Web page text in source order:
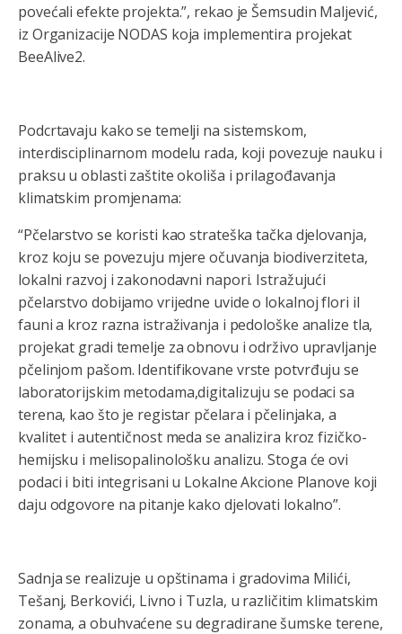
povećali efekte projekta.”, rekao je Šemsudin Maljević,
iz Organizacije NODAS koja implementira projekat
BeeAlive2.
Podcrtavaju kako se temelji na sistemskom,
interdisciplinarnom modelu rada, koji povezuje nauku i
praksu u oblasti zaštite okoliša i prilagođavanja
klimatskim promjenama:
“Pčelarstvo se koristi kao strateška tačka djelovanja,
kroz koju se povezuju mjere očuvanja biodiverziteta,
lokalni razvoj i zakonodavni napori. Istražujući
pčelarstvo dobijamo vrijedne uvide o lokalnoj flori iI
fauni a kroz razna istraživanja i pedološke analize tla,
projekat gradi temelje za obnovu i održivo upravljanje
pčelinjom pašom. Identifikovane vrste potvrđuju se
laboratorijskim metodama,digitalizuju se podaci sa
terena, kao što je registar pčelara i pčelinjaka, a
kvalitet i autentičnost meda se analizira kroz fizičko-
hemijsku i melisopalinološku analizu. Stoga će ovi
podaci i biti integrisani u Lokalne Akcione Planove koji
daju odgovore na pitanje kako djelovati lokalno”.
Sadnja se realizuje u opštinama i gradovima Milići,
Tešanj, Berkovići, Livno i Tuzla, u različitim klimatskim
zonama, a obuhvaćene su degradirane šumske terene,